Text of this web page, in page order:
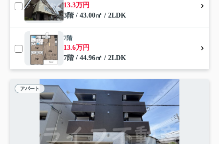
13.3万円
3階 / 43.00㎡ / 2LDK
7階
13.6万円
7階 / 44.96㎡ / 2LDK
アパート